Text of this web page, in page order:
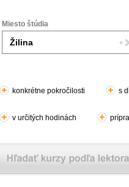
Miesto štúdia
konkrétne pokročilosti s
v určitých hodinách